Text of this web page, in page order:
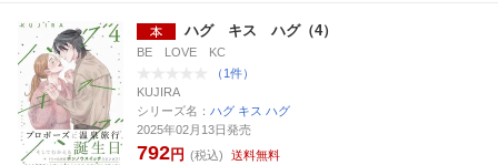
ハグ キス ハグ（4）
BE LOVE KC
（1件）
KUJIRA
シリーズ名： ハグ キス ハグ
2025年02月13日発売
792円 (税込) 送料無料